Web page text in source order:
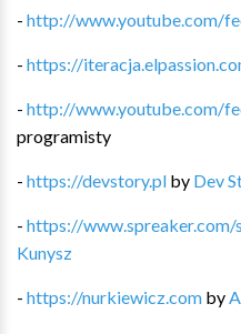
- http://www.youtube.com/
- https://
- http://www.youtube.com/
programisty
- https://devstory.pl by Dev
- https://www.spreaker.com/
Kunysz
- https://nurkiewicz.com by